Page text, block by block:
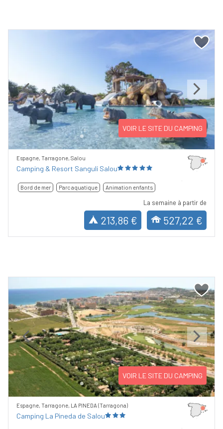
Previous Next
VOIR LE SITE DU CAMPING
Espagne, Tarragone, Salou
Camping & Resort Sangulí Salou
Bord de mer Parc aquatique Animation enfants
La semaine à partir de
213,86 € 527,22 €
Previous Next
VOIR LE SITE DU CAMPING
Espagne, Tarragone, LA PINEDA (Tarragona)
Camping La Pineda de Salou